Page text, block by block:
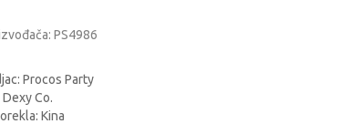
PS4986
Procos Party
Co.
Kina